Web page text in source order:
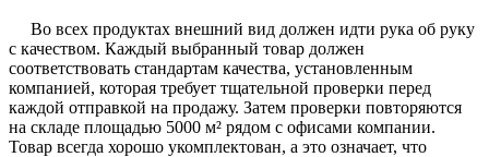
Во всех продуктах внешний вид должен идти рука об руку
с качеством. Каждый выбранный товар должен
соответствовать стандартам качества, установленным
компанией, которая требует тщательной проверки перед
каждой отправкой на продажу. Затем проверки повторяются
на складе площадью 5000 м² рядом с офисами компании.
Товар всегда хорошо укомплектован, а это означает, что